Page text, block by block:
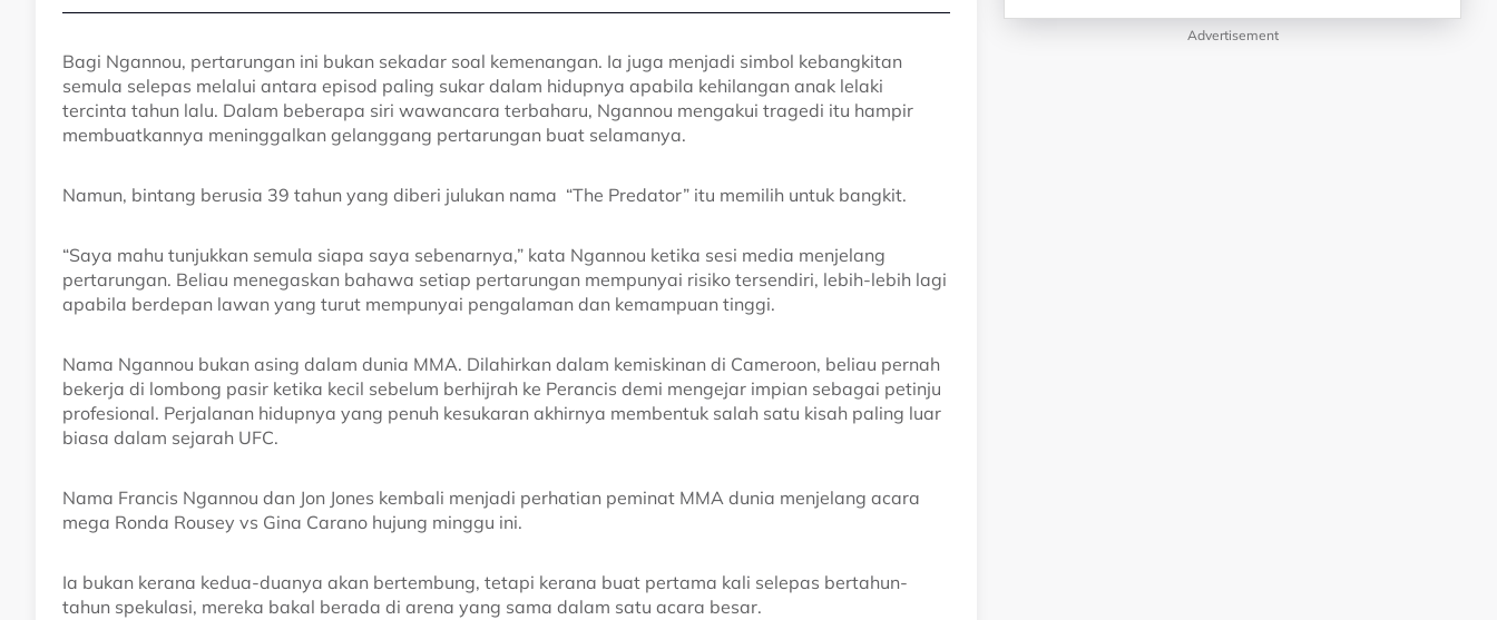
Bagi Ngannou, pertarungan ini bukan sekadar soal kemenangan. Ia juga menjadi simbol kebangkitan
semula selepas melalui antara episod paling sukar dalam hidupnya apabila kehilangan anak lelaki
tercinta tahun lalu. Dalam beberapa siri wawancara terbaharu, Ngannou mengakui tragedi itu hampir
membuatkannya meninggalkan gelanggang pertarungan buat selamanya.
Namun, bintang berusia 39 tahun yang diberi julukan nama “The Predator” itu memilih untuk bangkit.
“Saya mahu tunjukkan semula siapa saya sebenarnya,” kata Ngannou ketika sesi media menjelang
pertarungan. Beliau menegaskan bahawa setiap pertarungan mempunyai risiko tersendiri, lebih-lebih lagi
apabila berdepan lawan yang turut mempunyai pengalaman dan kemampuan tinggi.
Nama Ngannou bukan asing dalam dunia MMA. Dilahirkan dalam kemiskinan di Cameroon, beliau pernah
bekerja di lombong pasir ketika kecil sebelum berhijrah ke Perancis demi mengejar impian sebagai petinju
profesional. Perjalanan hidupnya yang penuh kesukaran akhirnya membentuk salah satu kisah paling luar
biasa dalam sejarah UFC.
Nama Francis Ngannou dan Jon Jones kembali menjadi perhatian peminat MMA dunia menjelang acara
mega Ronda Rousey vs Gina Carano hujung minggu ini.
Ia bukan kerana kedua-duanya akan bertembung, tetapi kerana buat pertama kali selepas bertahun-
tahun spekulasi, mereka bakal berada di arena yang sama dalam satu acara besar.
Advertisement